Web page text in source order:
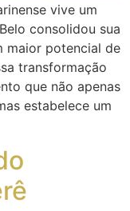
vive um
consolidou sua
maior potencial de
transformação
que não apenas
estabelece um